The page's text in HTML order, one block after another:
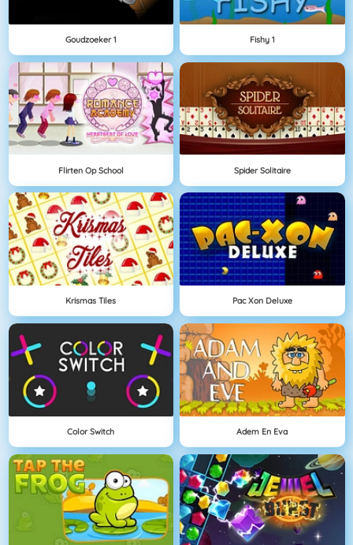
Goudzoeker 1 Fishy 1
Flirten Op School Spider Solitaire
Krismas Tiles Pac Xon Deluxe
Color Switch Adem En Eva